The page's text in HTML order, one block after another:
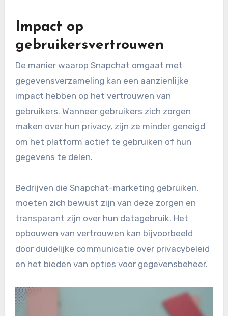
Impact op
gebruikersvertrouwen
De manier waarop Snapchat omgaat met
gegevensverzameling kan een aanzienlijke
impact hebben op het vertrouwen van
gebruikers. Wanneer gebruikers zich zorgen
maken over hun privacy, zijn ze minder geneigd
om het platform actief te gebruiken of hun
gegevens te delen.
Bedrijven die Snapchat-marketing gebruiken,
moeten zich bewust zijn van deze zorgen en
transparant zijn over hun datagebruik. Het
opbouwen van vertrouwen kan bijvoorbeeld
door duidelijke communicatie over privacybeleid
en het bieden van opties voor gegevensbeheer.